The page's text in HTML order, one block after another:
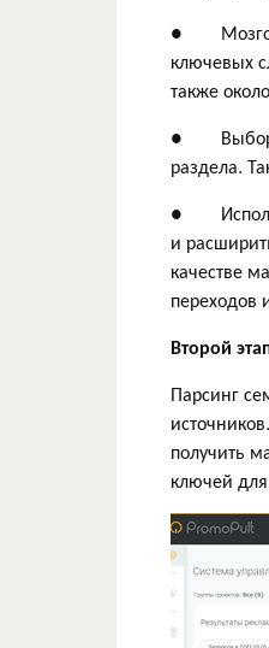
●
ключевых
также
● Выборка
раздела.
●
и
качестве
переходов
Второй
Парсинг
получить
ключей